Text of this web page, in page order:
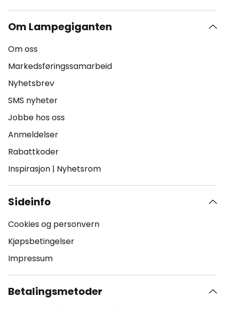
Om Lampegiganten
Om oss
Markedsføringssamarbeid
Nyhetsbrev
SMS nyheter
Jobbe hos oss
Anmeldelser
Rabattkoder
Inspirasjon | Nyhetsrom
Sideinfo
Cookies og personvern
Kjøpsbetingelser
Impressum
Betalingsmetoder